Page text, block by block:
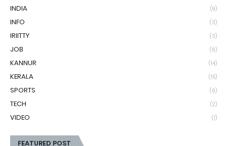
INDIA (9)
INFO (3)
IRIITTY (3)
JOB (6)
KANNUR (14)
KERALA (15)
SPORTS (6)
TECH (2)
VIDEO (1)
FEATURED POST